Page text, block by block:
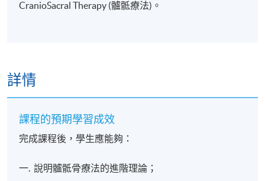
CranioSacral Therapy (髗骶療法)。
詳情
課程的預期學習成效
完成課程後，學生應能夠：
一. 說明髗骶骨療法的進階理論；